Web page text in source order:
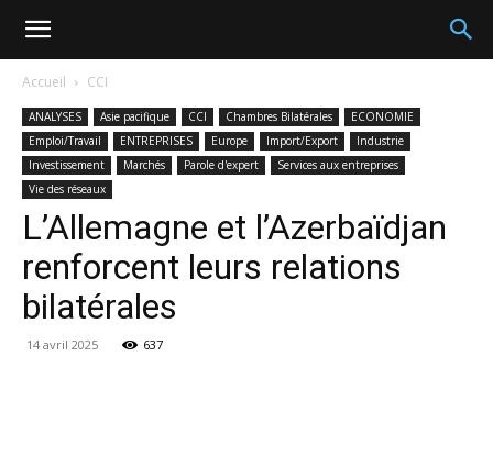
Accueil CCI
ANALYSES Asie pacifique CCI Chambres Bilatérales
ECONOMIE
Emploi/Travail
ENTREPRISES Europe Import/Export
Industrie
Investissement
Marchés Parole d'expert
Services aux entreprises
Vie des réseaux
L’Allemagne et l’Azerbaïdjan
renforcent leurs relations
bilatérales​
14 avril 2025 637